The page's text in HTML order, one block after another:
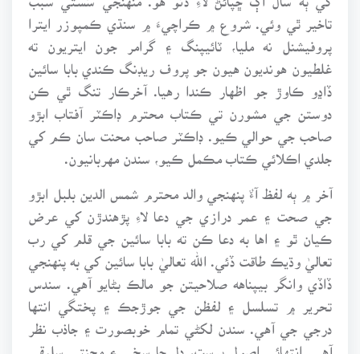
تاخير ٿي وئي. شروع ۾ ڪراچيءَ ۾ سنڌي ڪمپوزر ايترا
پروفيشنل نه مليا، ٽائيپنگ ۽ گرامر جون ايتريون ته
غلطيون هونديون هيون جو پروف ريڊنگ ڪندي بابا سائين
ڏاڍو ڪاوڙ جو اظهار ڪندا رهيا. آخرڪار تنگ ٿي ڪن
دوستن جي مشورن تي ڪتاب محترم ڊاڪٽر آفتاب ابڙو
صاحب جي حوالي ڪيو. ڊاڪٽر صاحب محنت سان ڪم کي
جلدي اڪلائي ڪتاب مڪمل ڪيو، سندن مهربانيون.
آخر ۾ ٻه لفظ آءٌ پنهنجي والد محترم شمس الدين بلبل ابڙو
جي صحت ۽ عمر درازي جي دعا لاءِ پڙهندڙن کي عرض
ڪيان ٿو ۽ اها به دعا ڪن ته بابا سائين جي قلم کي رب
تعاليٰ وڌيڪ طاقت ڏئي. الله تعاليٰ بابا سائين کي به پنهنجي
ڏاڏي وانگر بيپناهه صلاحيتن جو مالڪ بڻايو آهي. سندس
تحرير ۾ تسلسل ۽ لفظن جي جوڙجڪ ۽ پختگي انتها
درجي جي آهي. سندن لکڻي تمام خوبصورت ۽ جاذب نظر
آهي. انتهائي اصول پرست، دل جا سخي ۽ محنتي سليقي